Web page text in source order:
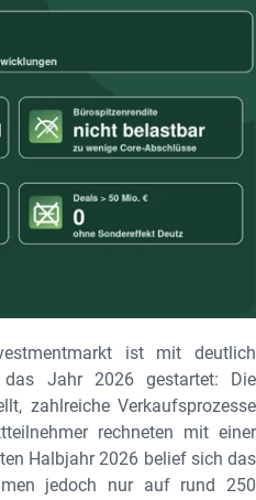
ist mit deutlich
das Jahr 2026 gestartet: Die
zahlreiche Verkaufsprozesse
rechneten mit einer
Halbjahr 2026 belief sich das
jedoch nur auf rund 250